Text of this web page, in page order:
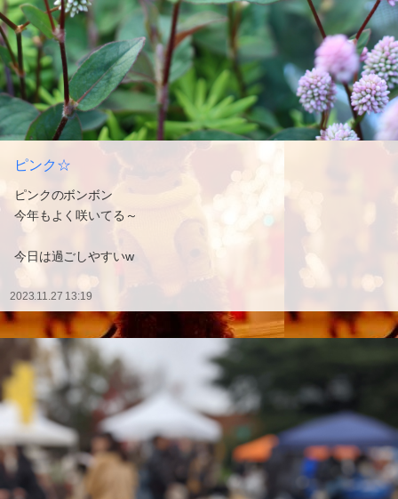
ピンク☆
ピンクのボンボン
今年もよく咲いてる～
今日は過ごしやすいw
2023.11.27 13:19